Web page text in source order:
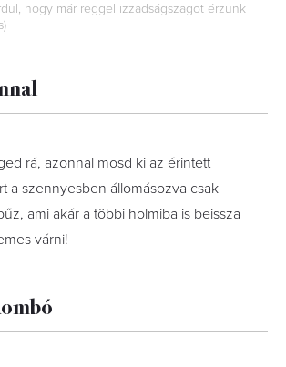
hogy már reggel izzadságszagot érzünk
rá, azonnal mosd ki az érintett
a szennyesben állomásozva csak
ami akár a többi holmiba is beissza
várni!